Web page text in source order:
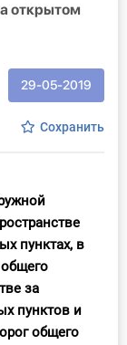
открытом
29-05-2019
Сохранить
пунктах, в
за
пунктов и
общего